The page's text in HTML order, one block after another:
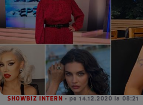
SHOWBIZ INTERN • pe 14.12.2020 la 08:21